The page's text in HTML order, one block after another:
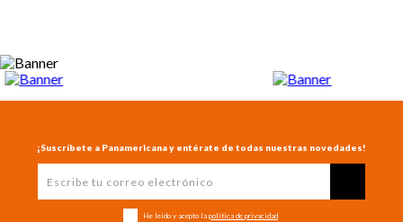
¡Suscríbete a Panamericana y entérate de todas nuestras novedades!
He leído y acepto la política de privacidad